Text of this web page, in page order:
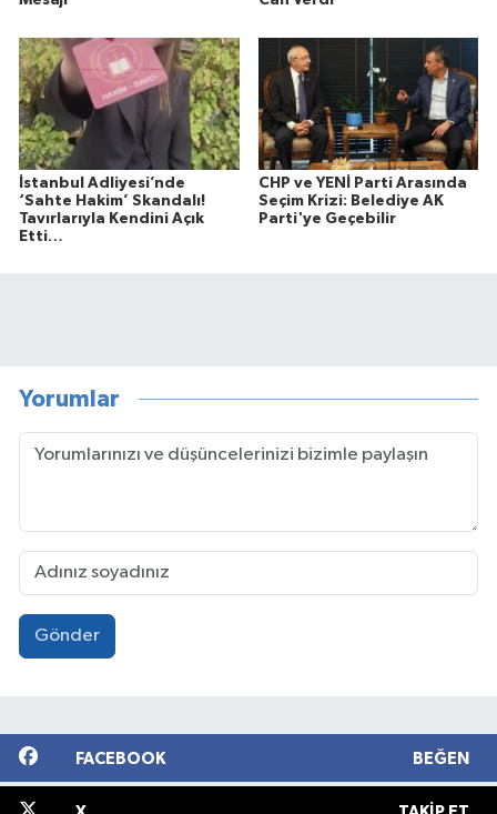
İstanbul Adliyesi’nde
‘Sahte Hakim’ Skandalı!
Tavırlarıyla Kendini Açık
Etti…
CHP ve YENİ Parti Arasında
Seçim Krizi: Belediye AK
Parti'ye Geçebilir
Yorumlar
Gönder
FACEBOOK BEĞEN